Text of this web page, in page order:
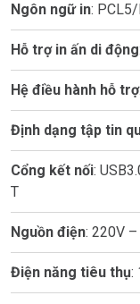
Ngôn ngữ in:
Hỗ trợ in ấn di động
Hệ điều hành hỗ trợ
Định dạng tập tin
Cổng kết nối:
T
Nguồn điện: 220V
Điện năng tiêu thụ: